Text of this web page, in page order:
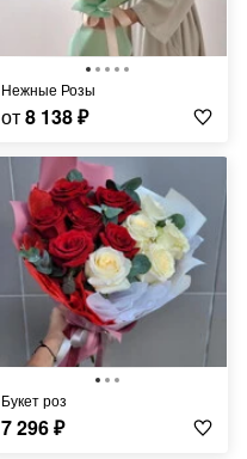
Нежные Розы
от8 138₽
Букет роз
7 296₽